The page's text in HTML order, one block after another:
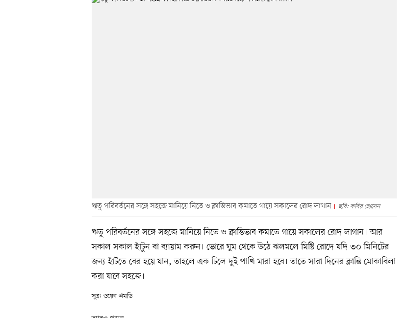
ঋতু পরিবর্তনের সঙ্গে সহজে মানিয়ে নিতে ও ক্লান্তিভাব কমাতে গায়ে সকালের রোদ লাগান ছবি: কবির হোসেন
ঋতু পরিবর্তনের সঙ্গে সহজে মানিয়ে নিতে ও ক্লান্তিভাব কমাতে গায়ে সকালের রোদ লাগান। আর
সকাল সকাল হাঁটুন বা ব্যায়াম করুন। ভোরে ঘুম থেকে উঠে ঝলমলে মিষ্টি রোদে যদি ৩০ মিনিটের
জন্য হাঁটতে বের হয়ে যান, তাহলে এক ঢিলে দুই পাখি মারা হবে। তাতে সারা দিনের ক্লান্তি মোকাবিলা
করা যাবে সহজে।
সূত্র: ওয়েব এমডি